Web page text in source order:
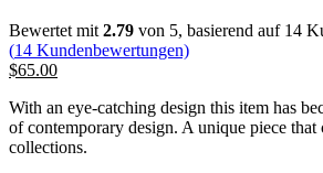
Bewertet mit 2.79 von 5, basierend auf 14
(14 Kundenbewertungen)
$65.00
With an eye-catching design this item has
of contemporary design. A unique piece that
collections.